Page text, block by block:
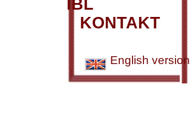
IBL
KONTAKT
English version